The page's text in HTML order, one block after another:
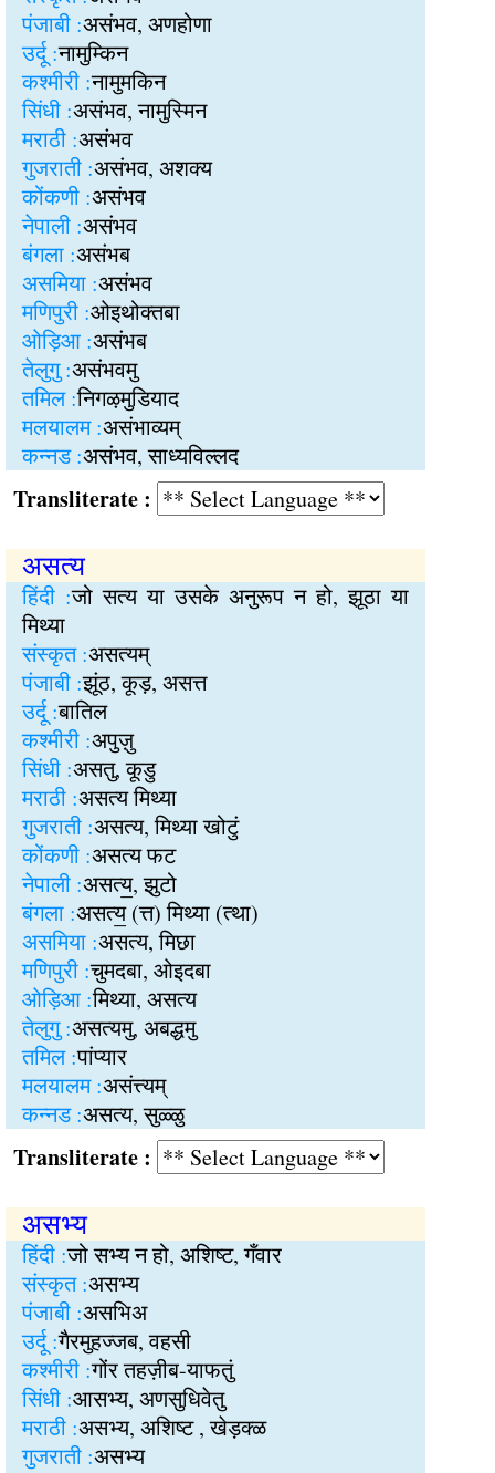
पंजाबी :असंभव, अणहोणा
उर्दू :नामुम्किन
कश्मीरी :नामुमकिन
सिंधी :असंभव, नामुस्मिन
मराठी :असंभव
गुजराती :असंभव, अशक्य
कोंकणी :असंभव
नेपाली :असंभव
बंगला :असंभब
असमिया :असंभव
मणिपुरी :ओइथोक्तबा
ओड़िआ :असंभब
तेलुगु :असंभवमु
तमिल :निगऴमुडियाद
मलयालम :असंभाव्यम्
कन्नड :असंभव, साध्यविल्लद
:
असत्य
हिंदी :जो सत्य या उसके अनुरूप न हो, झूठा या
मिथ्या
संस्कृत :असत्यम्
पंजाबी :झूंठ, कूड़, असत्त
उर्दू :बातिल
कश्मीरी :अपुज़ु
सिंधी :असतु, कूडु
मराठी :असत्य मिथ्या
गुजराती :असत्य, मिथ्या खोटुं
कोंकणी :असत्य फट
नेपाली :असत्य॒, झुटो
बंगला :असत्य॒ (त्त) मिथ्या (त्था)
असमिया :असत्य, मिछा
मणिपुरी :चुमदबा, ओइदबा
ओड़िआ :मिथ्या, असत्य
तेलुगु :असत्यमु, अबद्धमु
तमिल :पांप्यार
मलयालम :असंत्त्यम्
कन्नड :असत्य, सुळ्ळु
:
असभ्य
हिंदी :जो सभ्य न हो, अशिष्ट, गँवार
संस्कृत :असभ्य
पंजाबी :असभिअ
उर्दू :गैरमुहज्जब, वहसी
कश्मीरी :गोंर तहज़ीब-याफतुं
सिंधी :आसभ्य, अणसुधिवेतु
मराठी :असभ्य, अशिष्ट , खेड़क्ळ
गुजराती :असभ्य